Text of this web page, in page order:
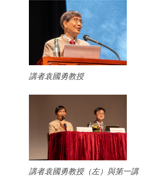
講者袁國勇教授
講者袁國勇教授（左）與第一講